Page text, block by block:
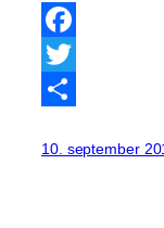
Facebook
Twitter
10. september